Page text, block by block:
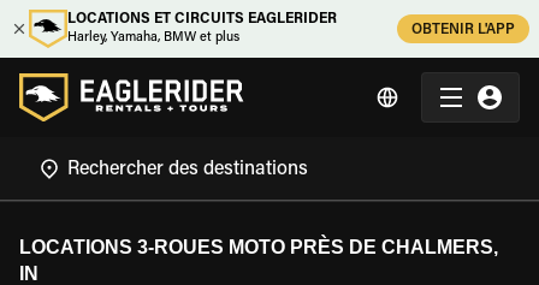
LOCATIONS ET CIRCUITS EAGLERIDER
Harley, Yamaha, BMW et plus
OBTENIR L'APP
LOCATIONS 3-ROUES MOTO PRÈS DE CHALMERS,
IN